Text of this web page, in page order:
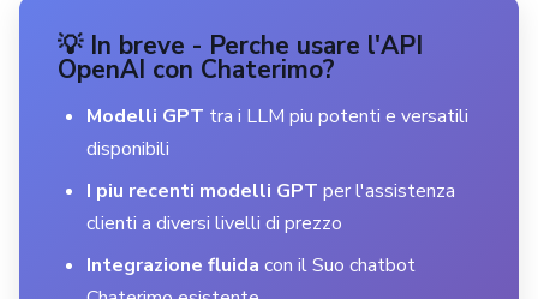
💡 In breve - Perche usare l'API
OpenAI con Chaterimo?
Modelli GPT tra i LLM piu potenti e versatili
disponibili
I piu recenti modelli GPT per l'assistenza
clienti a diversi livelli di prezzo
Integrazione fluida con il Suo chatbot